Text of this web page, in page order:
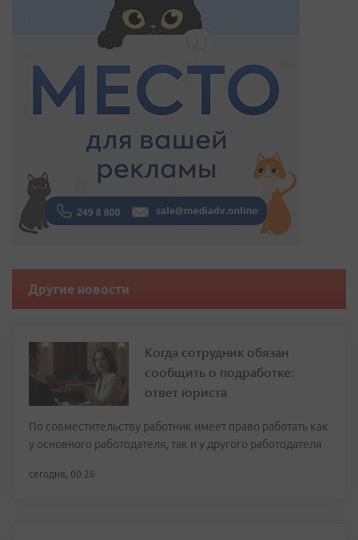
Другие новости
Когда сотрудник обязан
сообщить о подработке:
ответ юриста
По совместительству работник имеет право работать как
у основного работодателя, так и у другого работодателя
сегодня, 00:26